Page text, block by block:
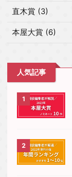
直木賞 (3)
本屋大賞 (6)
人気記事
1
2